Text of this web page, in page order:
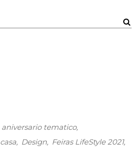
aniversario tematico
casa Design
Feiras LifeStyle 2021